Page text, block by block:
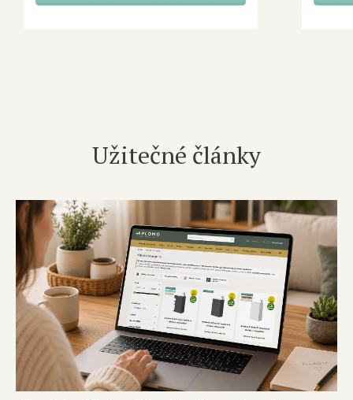
Užitečné články